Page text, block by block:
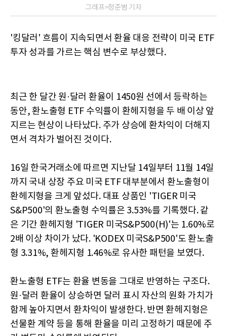
그래프=정준범 기자
'킹달러' 흐름이 지속되면서 환율 대응 전략이 미국 ETF
투자 성과를 가르는 핵심 변수로 부상했다.
최근 한 달간 원·달러 환율이 1450원 선에서 등락하는
동안, 환노출형 ETF 수익률이 환헤지형을 두 배 이상 앞
지르는 현상이 나타났다. 주가 상승에 환차익이 더해지
면서 격차가 벌어진 것이다.
16일 한국거래소에 따르면 지난달 14일부터 11월 14일
까지 국내 상장 주요 미국 ETF 대부분에서 환노출형이
환헤지형을 크게 앞섰다. 대표 상품인 'TIGER 미국
S&P500'의 환노출형 수익률은 3.53%를 기록했다. 같
은 기간 환헤지형 'TIGER 미국S&P500(H)'는 1.60%로
2배 이상 차이가 났다. 'KODEX 미국S&P500'도 환노출
형 3.31%, 환헤지형 1.46%로 유사한 패턴을 보였다.
환노출형 ETF는 환율 변동을 그대로 반영하는 구조다.
원·달러 환율이 상승하면 달러 표시 자산의 원화 가치가
함께 높아지면서 환차익이 발생한다. 반면 환헤지형은
선물환 계약 등을 통해 환율을 미리 고정하기 때문에 주